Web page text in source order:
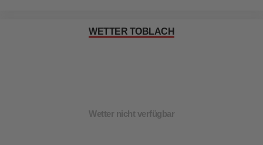
WETTER TOBLACH
Wetter nicht verfügbar